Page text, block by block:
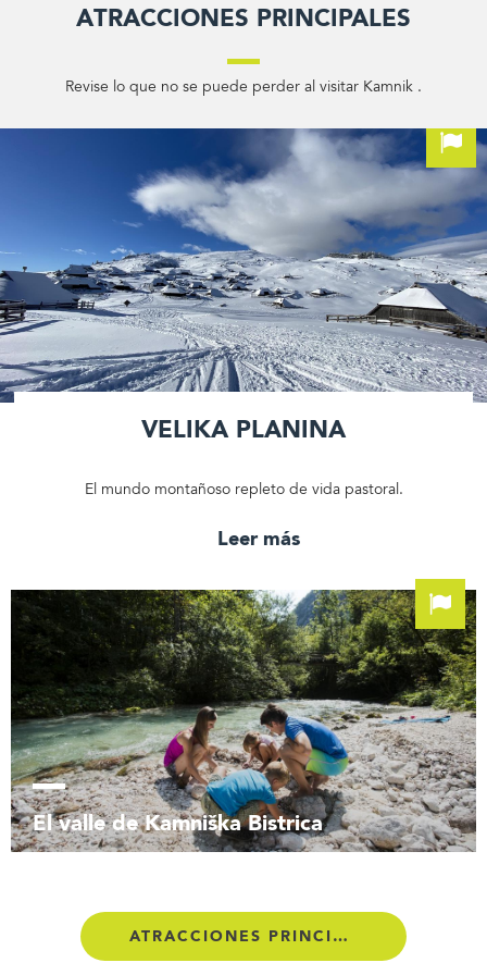
Atracciones principales
Revise lo que no se puede perder al visitar Kamnik .
Velika planina
El mundo montañoso repleto de vida pastoral.
Leer más
El valle de Kamniška Bistrica
ATRACCIONES PRINCIPALES